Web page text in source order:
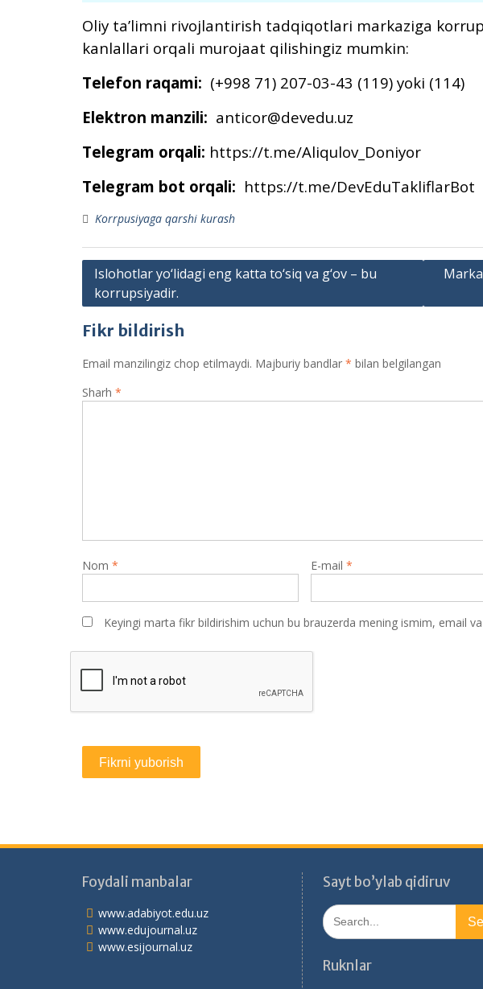
Oliy taʼlimni rivojlantirish tadqiqotlari markaziga
kanlallari orqali murojaat qilishingiz mumkin:
Telefon raqami: (+998 71) 207-03-43 (119) yoki (114)
Elektron manzili: anticor@devedu.uz
Telegram orqali: https://t.me/Aliqulov_Doniyor
Telegram bot orqali: https://t.me/DevEduTakliflarBot
Korrpusiyaga qarshi kurash
Post
menyusi
Islohotlar yo‘lidagi eng katta to‘siq va g‘ov – bu
korrupsiyadir.
Fikr bildirish
Email manzilingiz chop etilmaydi. Majburiy bandlar * bilan belgilangan
Sharh *
Nom * E-mail *
Keyingi marta fikr bildirishim uchun bu brauzerda mening ismim, email
Foydali manbalar
www.adabiyot.edu.uz
www.edujournal.uz
www.esijournal.uz
Sayt bo’ylab qidiruv
Search
for:
Ruknlar